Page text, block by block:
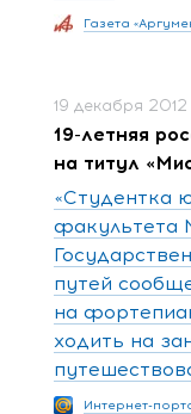
Газета
19 декабря 2012
19-летняя
на титул
«Студентка
факультета
путей
на
ходить на
Интернет-